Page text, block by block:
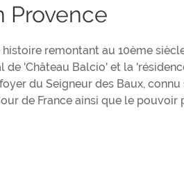
Provence
remontant au 10ème
'Château Balcio' et la
du Seigneur des Baux,
de France ainsi que le